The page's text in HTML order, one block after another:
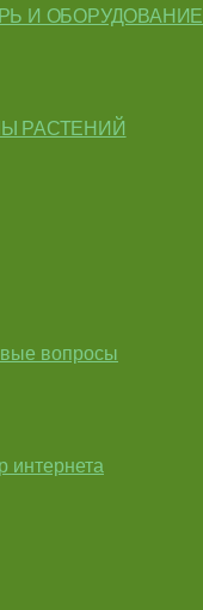
И ОБОРУДОВАНИЕ
РАСТЕНИЙ
вопросы
интернета